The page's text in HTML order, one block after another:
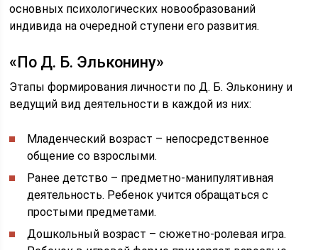
основных психологических новообразований
индивида на очередной ступени его развития.
«По Д. Б. Эльконину»
Этапы формирования личности по Д. Б. Эльконину и
ведущий вид деятельности в каждой из них:
Младенческий возраст – непосредственное
общение со взрослыми.
Ранее детство – предметно-манипулятивная
деятельность. Ребенок учится обращаться с
простыми предметами.
Дошкольный возраст – сюжетно-ролевая игра.